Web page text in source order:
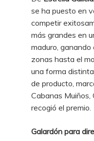
se ha puesto en
competir
más grandes en
maduro,
zonas hasta el
una forma
de producto,
Cabanas Muiños,
recogió el premio.
Galardón para